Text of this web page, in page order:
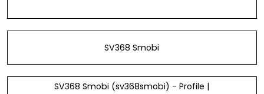
SV368 Smobi
SV368 Smobi (sv368smobi) - Profile |